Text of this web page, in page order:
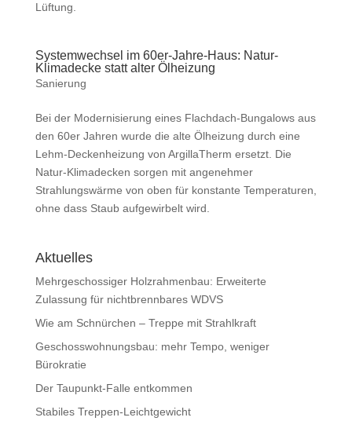
Lüftung.
Systemwechsel im 60er-Jahre-Haus: Natur-
Klimadecke statt alter Ölheizung
Sanierung
Bei der Modernisierung eines Flachdach-Bungalows aus
den 60er Jahren wurde die alte Ölheizung durch eine
Lehm-Deckenheizung von ArgillaTherm ersetzt. Die
Natur-Klimadecken sorgen mit angenehmer
Strahlungswärme von oben für konstante Temperaturen,
ohne dass Staub aufgewirbelt wird.
Aktuelles
Mehrgeschossiger Holzrahmenbau: Erweiterte
Zulassung für nichtbrennbares WDVS
Wie am Schnürchen – Treppe mit Strahlkraft
Geschosswohnungsbau: mehr Tempo, weniger
Bürokratie
Der Taupunkt-Falle entkommen
Stabiles Treppen-Leichtgewicht